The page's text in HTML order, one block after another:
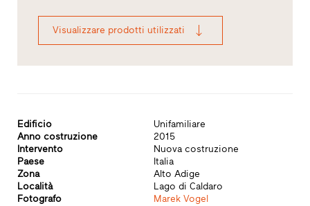
Visualizzare prodotti utilizzati
Edificio
Unifamiliare
Anno costruzione
2015
Intervento
Nuova costruzione
Paese
Italia
Zona
Alto Adige
Località
Lago di Caldaro
Fotografo
Marek Vogel